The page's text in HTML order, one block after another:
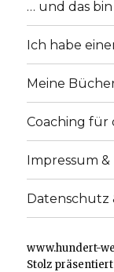
… und das bin
Ich habe
Meine
Coaching für
Impressum
Datenschutz
www.hundert-
Stolz